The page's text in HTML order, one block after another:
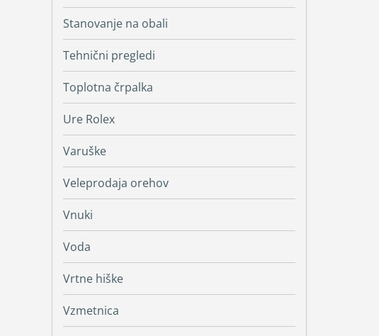
Stanovanje na obali
Tehnični pregledi
Toplotna črpalka
Ure Rolex
Varuške
Veleprodaja orehov
Vnuki
Voda
Vrtne hiške
Vzmetnica